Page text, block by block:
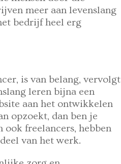
meer aan levenslang
bedrijf heel erg
is van belang, vervolgt
leren bijna een
aan het ontwikkelen
opzoekt, dan ben je
ook freelancers, hebben
van het werk.